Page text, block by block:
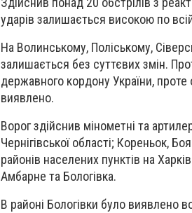
ударів залишається високою по всій
На Волинському, Поліському,
залишається без суттєвих змін.
державного кордону України,
виявлено.
Ворог здійснив мінометні та
Чернігівської області; Кореньок,
районів населених пунктів на
Амбарне та Бологівка.
В районі Бологівки було виявлено